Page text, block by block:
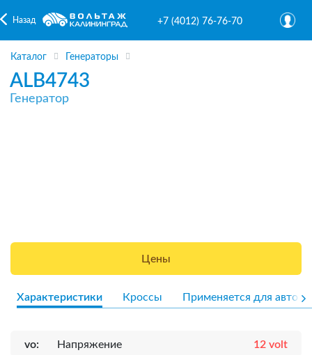
Назад +7 (4012) 76-76-70
Каталог Генераторы
ALB4743
Генератор
Цены
Характеристики Кроссы Применяется для авто
vo: Напряжение 12 volt